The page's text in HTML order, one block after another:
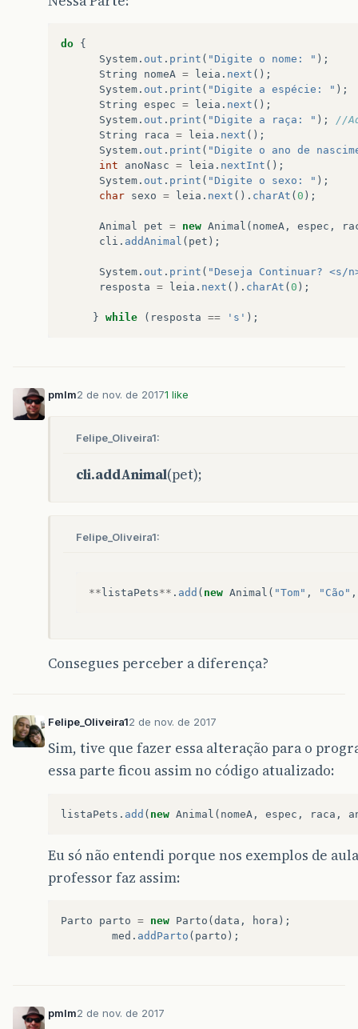
}
do {
System . out . print ( "Digite o nome: " );
String
nomeA = leia . next ();
System . out . print ( "Digite a espécie: " );
String espec = leia . next ();
System . out . print ( "Digite a raça: " );
//
String
raca = leia . next ();
System . out . print ( "Digite o ano de
int
anoNasc = leia . nextInt ();
System . out . print ( "Digite o sexo: " );
char sexo = leia . next (). charAt ( 0 );
Animal pet = new Animal ( nomeA , espec ,
cli . addAnimal ( pet );
System . out . print ( "Deseja Continuar? <s/
resposta = leia . next (). charAt ( 0 );
} while ( resposta == 's' );
pmlm2 de nov. de 20171 like
Felipe_Oliveira1:
cli.addAnimal(pet);
Felipe_Oliveira1:
** listaPets** . add ( new Animal ( "Tom" , "Cão" ,
Consegues perceber a diferença?
Felipe_Oliveira12 de nov. de 2017
Sim, tive que fazer essa alteração para o
essa parte ficou assim no código atualizado:
listaPets . add ( new Animal ( nomeA , espec , raca ,
Eu só não entendi porque nos exemplos de
professor faz assim:
Parto parto = new Parto ( data , hora );
med . addParto ( parto );
pmlm2 de nov. de 2017